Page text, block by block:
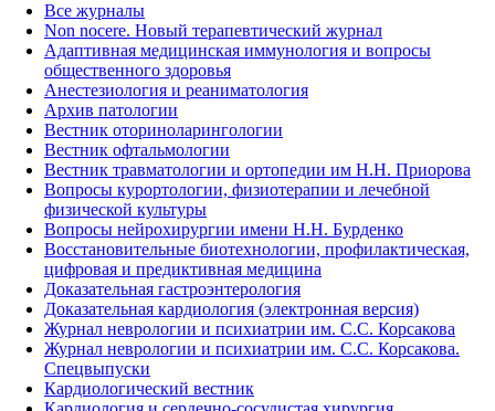
Все журналы
Non nocere. Новый терапевтический журнал
Адаптивная медицинская иммунология и вопросы
общественного здоровья
Анестезиология и реаниматология
Архив патологии
Вестник оториноларингологии
Вестник офтальмологии
Вестник травматологии и ортопедии им Н.Н. Приорова
Вопросы курортологии, физиотерапии и лечебной
физической культуры
Вопросы нейрохирургии имени Н.Н. Бурденко
Восстановительные биотехнологии, профилактическая,
цифровая и предиктивная медицина
Доказательная гастроэнтерология
Доказательная кардиология (электронная версия)
Журнал неврологии и психиатрии им. С.С. Корсакова
Журнал неврологии и психиатрии им. С.С. Корсакова.
Спецвыпуски
Кардиологический вестник